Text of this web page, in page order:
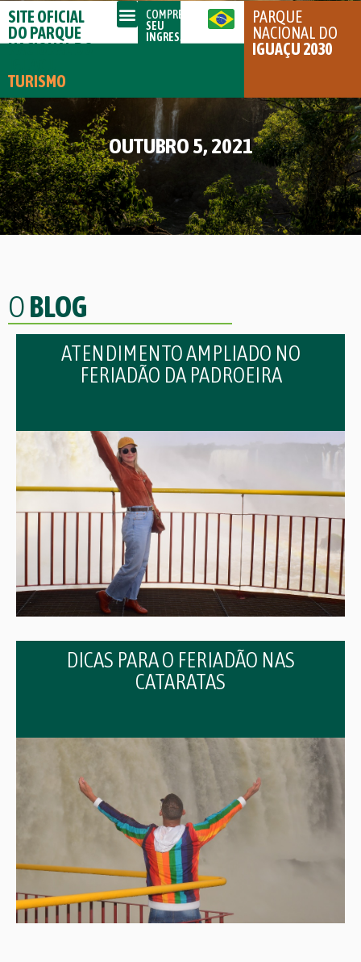
SITE OFICIAL
DO PARQUE
NACIONAL DO
TURISMO
COMPRE
SEU
INGRESSO
PARQUE
NACIONAL DO
IGUAÇU 2030
OUTUBRO 5, 2021
OBLOG
ATENDIMENTO AMPLIADO NO
FERIADÃO DA PADROEIRA
DICAS PARA O FERIADÃO NAS
CATARATAS